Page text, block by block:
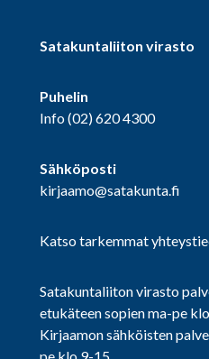
Satakuntaliiton virasto
Puhelin
Info(02) 620 4300
Sähköposti
kirjaamo@satakunta.fi
Katso tarkemmat
Satakuntaliiton virasto
etukäteen sopien ma-pe
Kirjaamon sähköisten